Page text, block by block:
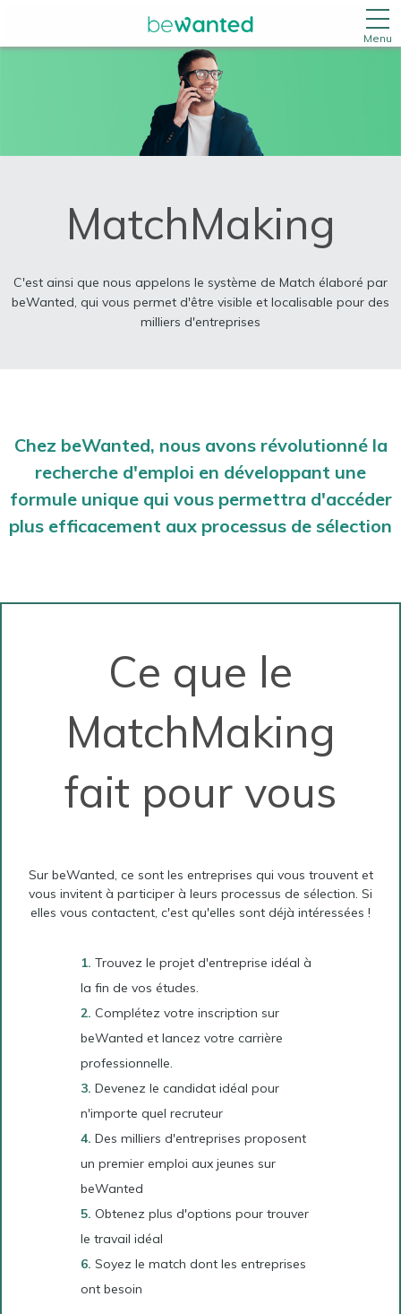
Menu
MatchMaking
C'est ainsi que nous appelons le système de Match élaboré par
beWanted, qui vous permet d'être visible et localisable pour des
milliers d'entreprises
Chez beWanted, nous avons révolutionné la
recherche d'emploi en développant une
formule unique qui vous permettra d'accéder
plus efficacement aux processus de sélection
Ce que le
MatchMaking
fait pour vous
Sur beWanted, ce sont les entreprises qui vous trouvent et
vous invitent à participer à leurs processus de sélection. Si
elles vous contactent, c'est qu'elles sont déjà intéressées !
Trouvez le projet d'entreprise idéal à
la fin de vos études.
Complétez votre inscription sur
beWanted et lancez votre carrière
professionnelle.
Devenez le candidat idéal pour
n'importe quel recruteur
Des milliers d'entreprises proposent
un premier emploi aux jeunes sur
beWanted
Obtenez plus d'options pour trouver
le travail idéal
Soyez le match dont les entreprises
ont besoin